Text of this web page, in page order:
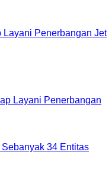
Layani Penerbangan Jet
34 Entitas